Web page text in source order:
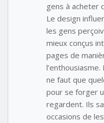
gens à acheter
Le design
les gens
mieux conçus
pages de
ne faut que
pour se forger
regardent. Ils
occasions de